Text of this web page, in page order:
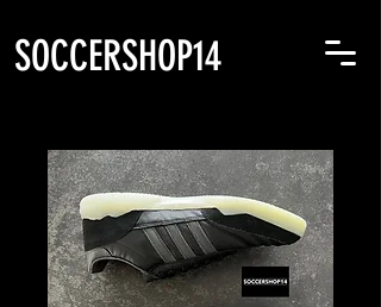
SOCCERSHOP14